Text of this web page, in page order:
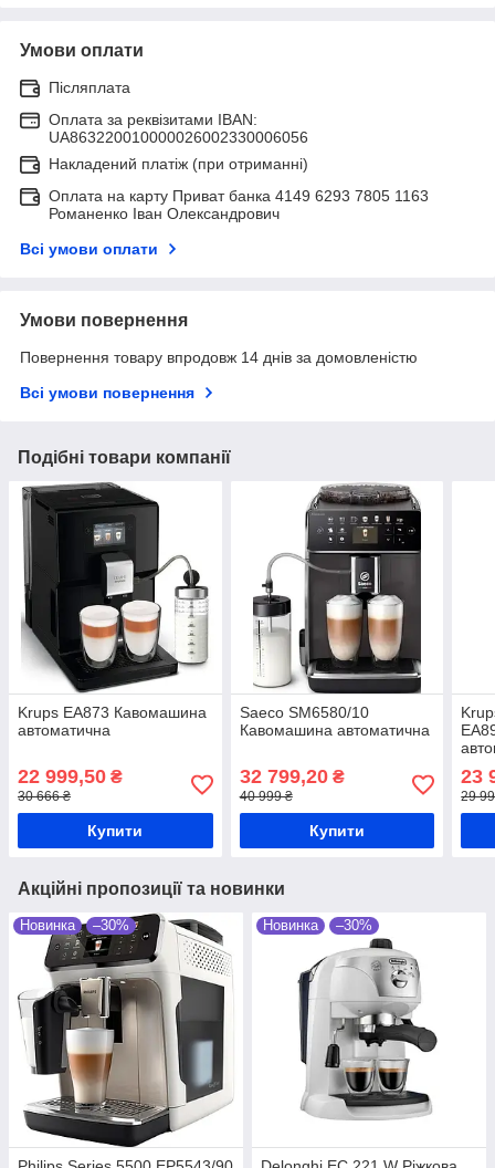
Умови оплати
Післяплата
Оплата за реквізитами IBAN:
UA863220010000026002330006056
Накладений платіж (при отриманні)
Оплата на карту Приват банка 4149 6293 7805 1163
Романенко Іван Олександрович
Всі умови оплати
Умови повернення
Повернення товару впродовж 14 днів за домовленістю
Всі умови повернення
Подібні товари компанії
Krups EA873 Кавомашина
автоматична
22 999,50 ₴
30 666 ₴
Купити
Saeco SM6580/10
Кавомашина автоматична
32 799,20₴
40 999 ₴
Купити
23
29
Акційні пропозиції та новинки
Новинка –30% Новинка –30%